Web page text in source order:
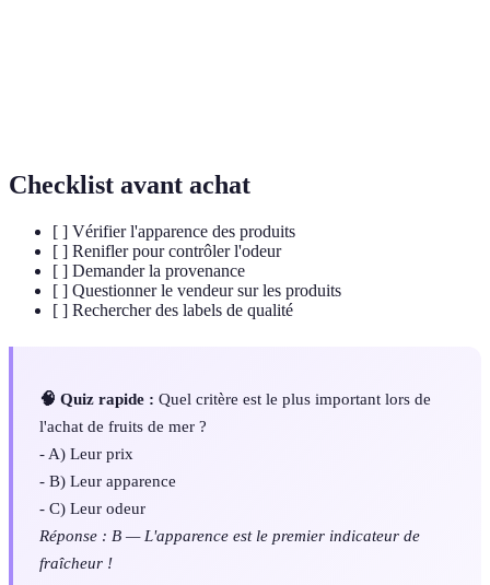
Checklist avant achat
[ ] Vérifier l'apparence des produits
[ ] Renifler pour contrôler l'odeur
[ ] Demander la provenance
[ ] Questionner le vendeur sur les produits
[ ] Rechercher des labels de qualité
🧠 Quiz rapide : Quel critère est le plus important lors de
l'achat de fruits de mer ?
- A) Leur prix
- B) Leur apparence
- C) Leur odeur
Réponse : B — L'apparence est le premier indicateur de
fraîcheur !